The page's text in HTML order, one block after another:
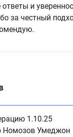
и
за честный
1.10.25
Номозов Умеджон